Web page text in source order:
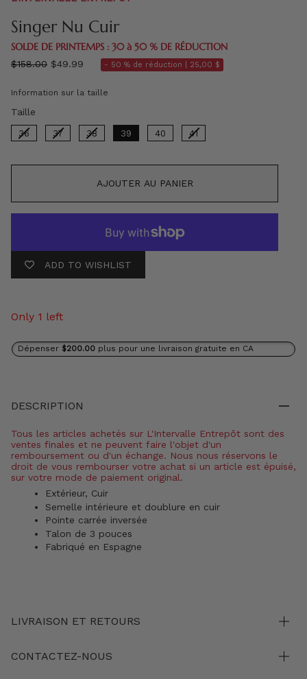
Singer Nu Cuir
SOLDE DE PRINTEMPS : 30 à 50 % DE RÉDUCTION
régulier
$158.00 $49.99 - 50 % de réduction | 25,00 $
Information sur la taille
Taille
36 37 38 39 40 41
AJOUTER AU PANIER
ADD TO WISHLIST
Only 1 left
Dépenser $200.00 plus pour une livraison gratuite en CA
DESCRIPTION
Tous les articles achetés sur L'Intervalle Entrepôt sont des
ventes finales et ne peuvent faire l'objet d'un
remboursement ou d'un échange. Nous nous réservons le
droit de vous rembourser votre achat si un article est épuisé,
sur votre mode de paiement original.
Extérieur, Cuir
Semelle intérieure et doublure en cuir
Pointe carrée inversée
Talon de 3 pouces
Fabriqué en Espagne
LIVRAISON ET RETOURS
CONTACTEZ-NOUS